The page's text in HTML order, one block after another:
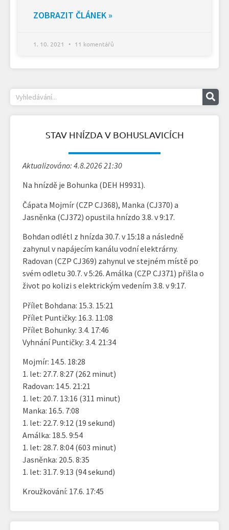
ZOBRAZIT ČLÁNEK »
1. 10. 2021 11 komentářů
STAV HNÍZDA V BOHUSLAVICÍCH
Aktualizováno: 4.8.2026 21:30
Na hnízdě je Bohunka (DEH H9931).
Čápata Mojmír (CZP CJ368), Manka (CJ370) a
Jasněnka (CJ372) opustila hnízdo 3.8. v 9:17.
Bohdan odlétl z hnízda 30.7. v 15:18 a následně
zahynul v napájecím kanálu vodní elektrárny.
Radovan (CZP CJ369) zahynul ve stejném místě po
svém odletu 30.7. v 5:26. Amálka (CZP CJ371) přišla o
život po kolizi s elektrickým vedením 3.8. v 9:17.
Přílet Bohdana: 15.3. 15:21
Přílet Puntičky: 16.3. 11:08
Přílet Bohunky: 3.4. 17:46
Vyhnání Puntičky: 3.4. 21:34
Mojmír: 14.5. 18:28
1. let: 27.7. 8:27 (262 minut)
Radovan: 14.5. 21:21
1. let: 20.7. 13:16 (311 minut)
Manka: 16.5. 7:08
1. let: 22.7. 9:12 (19 sekund)
Amálka: 18.5. 9:54
1. let: 28.7. 8:04 (603 minut)
Jasněnka: 20.5. 8:35
1. let: 31.7. 9:13 (94 sekund)
Kroužkování: 17.6. 17:45